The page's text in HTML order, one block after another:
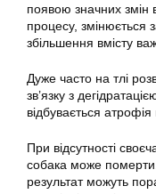
появою значних змін
процесу, змінюється
збільшення вмісту
Дуже часто на тлі
зв’язку з
відбувається атрофія
При відсутності
собака може
результат можуть